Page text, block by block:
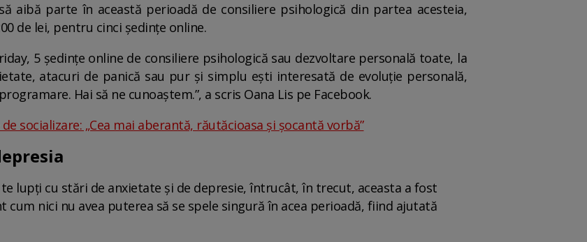
aibă parte în această perioadă de consiliere psihologică din partea acesteia,
de lei, pentru cinci ședințe online.
5 ședințe online de consiliere psihologică sau dezvoltare personală toate, la
atacuri de panică sau pur și simplu ești interesată de evoluție personală,
Hai să ne cunoaștem.”, a scris Oana Lis pe Facebook.
socializare: „Cea mai aberantă, răutăcioasa și șocantă vorbă”
lupți cu stări de anxietate și de depresie, întrucât, în trecut, aceasta a fost
cum nici nu avea puterea să se spele singură în acea perioadă, fiind ajutată